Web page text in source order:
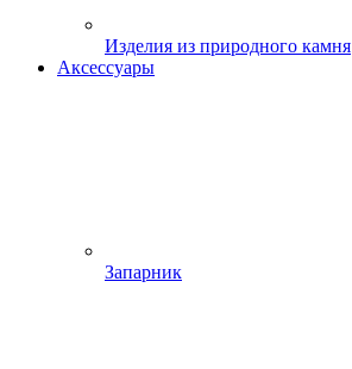
Изделия из природного камня
Аксессуары
Запарник